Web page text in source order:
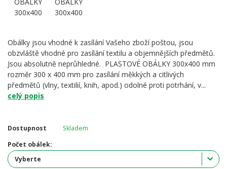
Obálky jsou vhodné k zasílání Vašeho zboží poštou, jsou
obzvláště vhodné pro zasílání textilu a objemnějších předmětů.
Jsou absolutně neprůhledné. PLASTOVÉ OBÁLKY 300x400 mm
rozměr 300 x 400 mm pro zasílání měkkých a citlivých
předmětů (vlny, textilií, knih, apod.) odolné proti potrhání, v...
celý popis
Dostupnost
Skladem
Počet obálek: